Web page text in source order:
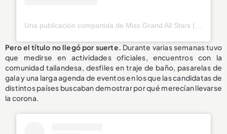
Una publicación compartida de Miss Grand All Stars (@missologycol)
Pero el título no llegó por suerte. Durante varias semanas tuvo
que medirse en actividades oficiales, encuentros con la
comunidad tailandesa, desfiles en traje de baño, pasarelas de
gala y una larga agenda de eventos en los que las candidatas de
distintos países buscaban demostrar por qué merecían llevarse
la corona.